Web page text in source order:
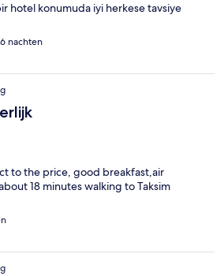
hotel konumuda iyi herkese tavsiye
nachten
to the price, good breakfast,air
18 minutes walking to Taksim